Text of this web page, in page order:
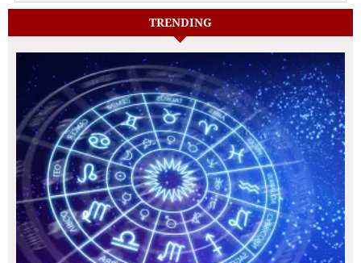
TRENDING